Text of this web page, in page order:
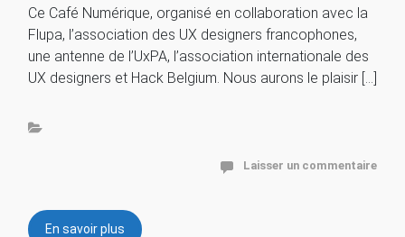
Ce Café Numérique, organisé en collaboration avec la
Flupa, l’association des UX designers francophones,
une antenne de l’UxPA, l’association internationale des
UX designers et Hack Belgium. Nous aurons le plaisir […]
Laisser un commentaire
En savoir plus